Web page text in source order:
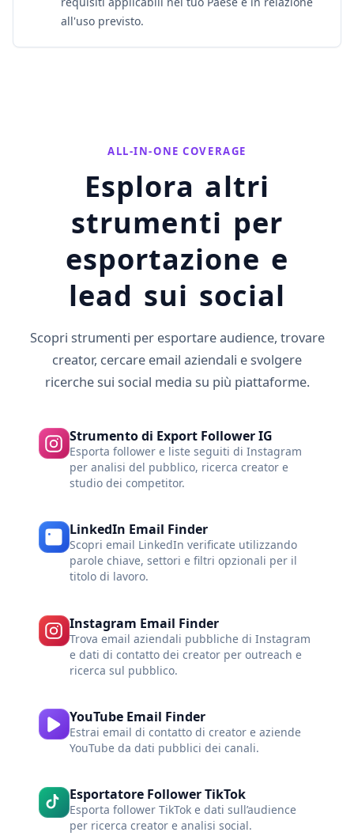
all'uso previsto.
ALL-IN-ONE COVERAGE
Esplora altri
strumenti per
esportazione e
lead sui social
Scopri strumenti per esportare audience, trovare
creator, cercare email aziendali e svolgere
ricerche sui social media su più piattaforme.
Strumento di Export Follower IG
Esporta follower e liste seguiti di Instagram
per analisi del pubblico, ricerca creator e
studio dei competitor.
LinkedIn Email Finder
Scopri email LinkedIn verificate utilizzando
parole chiave, settori e filtri opzionali per il
titolo di lavoro.
Instagram Email Finder
Trova email aziendali pubbliche di Instagram
e dati di contatto dei creator per outreach e
ricerca sul pubblico.
YouTube Email Finder
Estrai email di contatto di creator e aziende
YouTube da dati pubblici dei canali.
Esportatore Follower TikTok
Esporta follower TikTok e dati sull’audience
per ricerca creator e analisi social.